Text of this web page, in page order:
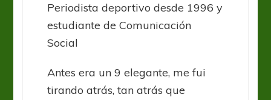
Periodista deportivo desde 1996 y
estudiante de Comunicación
Social
Antes era un 9 elegante, me fui
tirando atrás, tan atrás que